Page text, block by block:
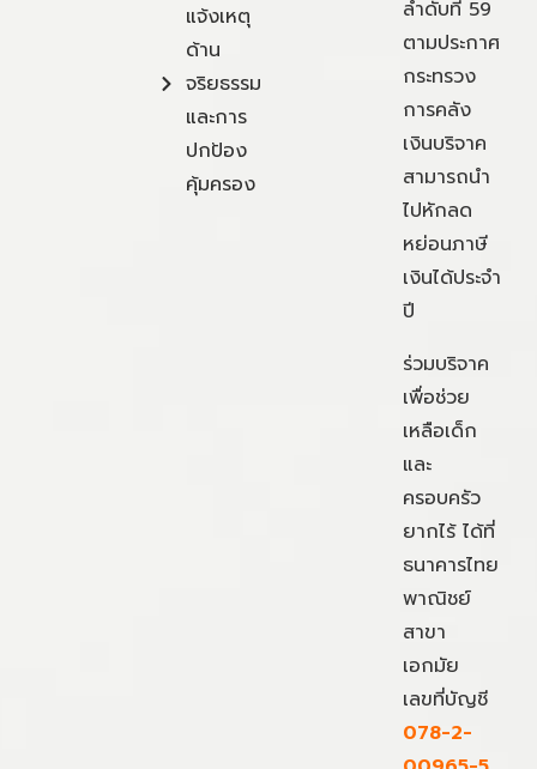
แจ้งเหตุ
ด้าน
จริยธรรม
และการ
ปกป้อง
คุ้มครอง
ลำดับที่ 59
ตามประกาศ
กระทรวง
การคลัง
เงินบริจาค
สามารถนำ
ไปหักลด
หย่อนภาษี
เงินได้ประจำ
ปี
ร่วมบริจาค
เพื่อช่วย
เหลือเด็ก
และ
ครอบครัว
ยากไร้ ได้ที่
ธนาคารไทย
พาณิชย์
สาขา
เอกมัย
เลขที่บัญชี
078-2-